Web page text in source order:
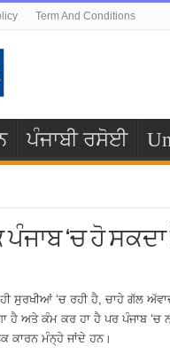
Term And Conditions
ਪੰਜਾਬੀ ਰਸੋਈ
‘ਚ ਹੋ ਸਕਦਾ
ਸੁਰਖੀਆਂ ‘ਚ ਰਹੀ ਹੈ, ਚਾਹੇ ਗੱਲ
ਹੈ ਅਤੇ ਕੰਮ ਕਰ ਹਾ ਹੈ ਪਰ ਪੰਜਾਬ
ਕਾਰਨ ਮੰਨ੍ਹੇ ਜਾਂਦੇ ਹਨ।